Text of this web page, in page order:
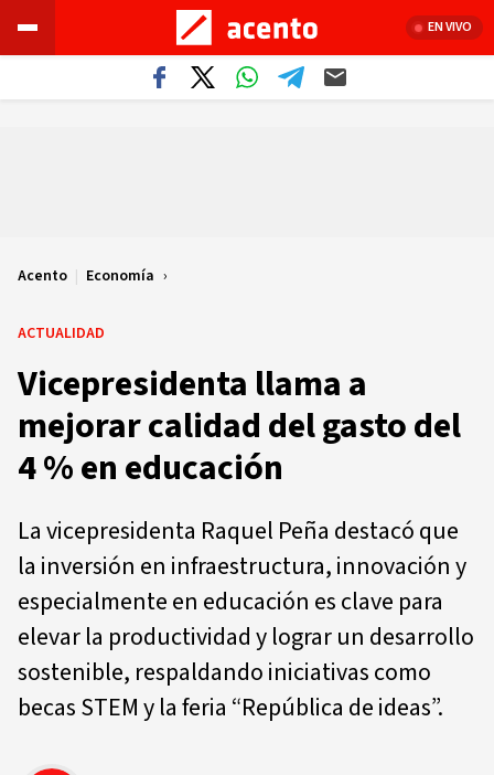
EN VIVO
Acento | Economía
ACTUALIDAD
Vicepresidenta llama a
mejorar calidad del gasto del
4 % en educación
La vicepresidenta Raquel Peña destacó que
la inversión en infraestructura, innovación y
especialmente en educación es clave para
elevar la productividad y lograr un desarrollo
sostenible, respaldando iniciativas como
becas STEM y la feria “República de ideas”.